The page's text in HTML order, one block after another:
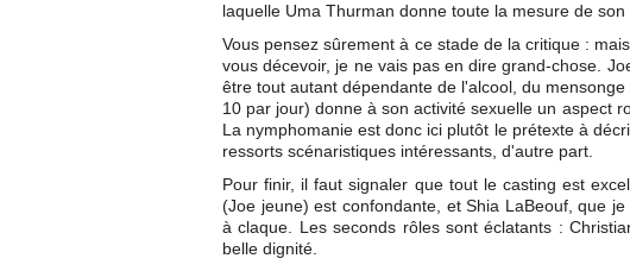
laquelle Uma Thurman donne toute la mesure de son
Vous pensez sûrement à ce stade de la critique :
vous décevoir, je ne vais pas en dire grand-chose.
être tout autant dépendante de l'alcool, du
10 par jour) donne à son activité sexuelle un aspect
La nymphomanie est donc ici plutôt le prétexte à
ressorts scénaristiques intéressants, d'autre part.
Pour finir, il faut signaler que tout le casting est
(Joe jeune) est confondante, et Shia LaBeouf, que
à claque. Les seconds rôles sont éclatants :
belle dignité.